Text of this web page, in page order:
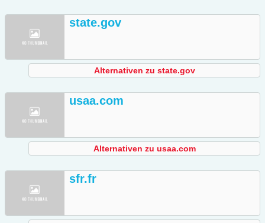
state.gov
Alternativen zu state.gov
usaa.com
Alternativen zu usaa.com
sfr.fr